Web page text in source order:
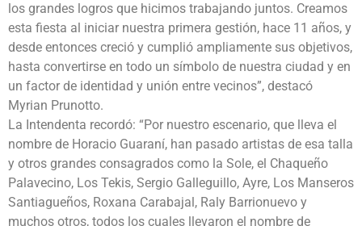
los grandes logros que hicimos trabajando juntos. Creamos
esta fiesta al iniciar nuestra primera gestión, hace 11 años, y
desde entonces creció y cumplió ampliamente sus objetivos,
hasta convertirse en todo un símbolo de nuestra ciudad y en
un factor de identidad y unión entre vecinos”, destacó
Myrian Prunotto.
La Intendenta recordó: “Por nuestro escenario, que lleva el
nombre de Horacio Guaraní, han pasado artistas de esa talla
y otros grandes consagrados como la Sole, el Chaqueño
Palavecino, Los Tekis, Sergio Galleguillo, Ayre, Los Manseros
Santiagueños, Roxana Carabajal, Raly Barrionuevo y
muchos otros, todos los cuales llevaron el nombre de